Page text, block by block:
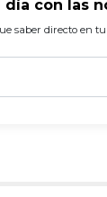
día con las
saber directo en